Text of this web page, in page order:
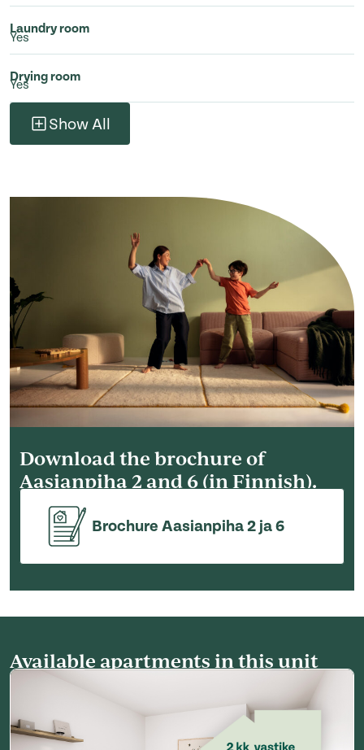
Laundry room
Yes
Drying room
Yes
Show All
Download the brochure of
Aasianpiha 2 and 6 (in Finnish).
Brochure Aasianpiha 2 ja 6
Available apartments in this unit